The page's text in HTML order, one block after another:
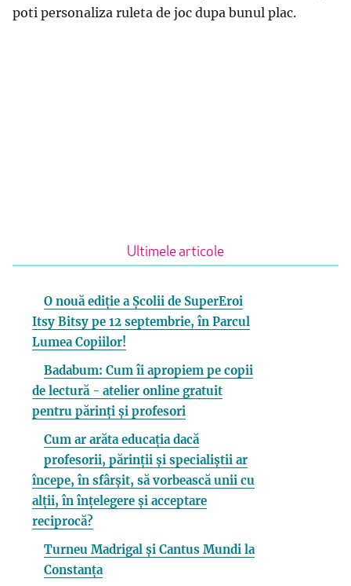
poti personaliza ruleta de joc dupa bunul plac.
Ultimele articole
O nouă ediție a Școlii de SuperEroi
Itsy Bitsy pe 12 septembrie, în Parcul
Lumea Copiilor!
Badabum: Cum îi apropiem pe copii
de lectură - atelier online gratuit
pentru părinți și profesori
Cum ar arăta educația dacă
profesorii, părinții și specialiștii ar
începe, în sfârșit, să vorbească unii cu
alții, în înțelegere și acceptare
reciprocă?
Turneu Madrigal și Cantus Mundi la
Constanța